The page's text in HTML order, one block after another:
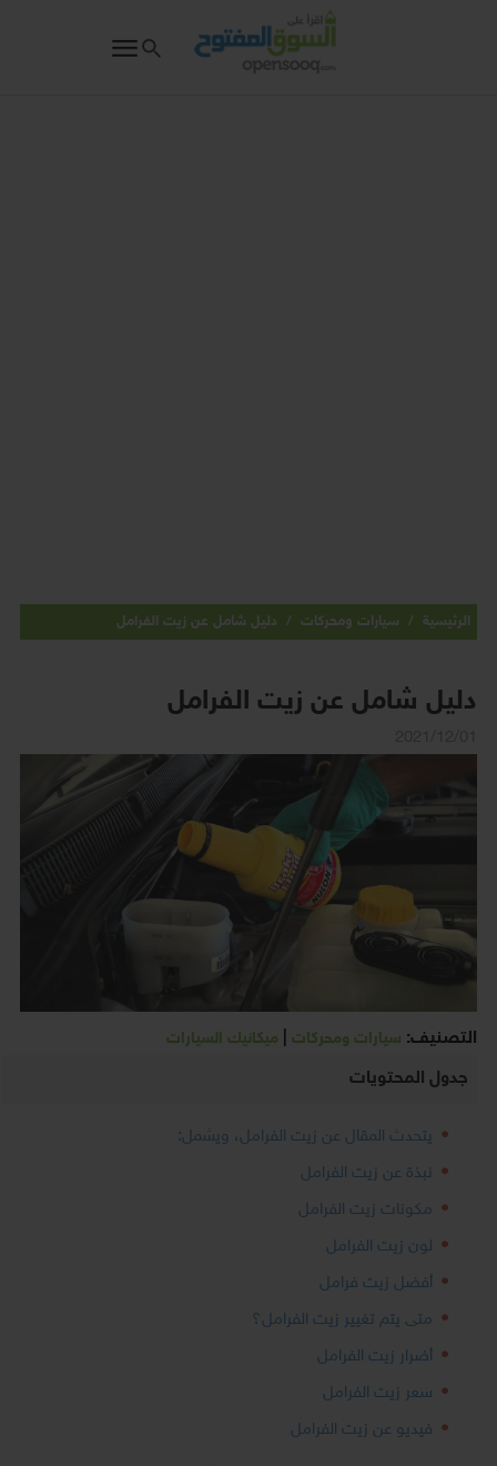
الرئيسية / سيارات ومحركات / دليل شامل عن زيت الفرامل
دليل شامل عن زيت الفرامل
التصنيف: سيارات ومحركات| ميكانيك السيارات
جدول المحتويات
يتحدث المقال عن زيت الفرامل، ويشمل:
نبذة عن زيت الفرامل
مكونات زيت الفرامل
لون زيت الفرامل
أفضل زيت فرامل
متى يتم تغيير زيت الفرامل؟
أضرار زيت الفرامل
سعر زيت الفرامل
فيديو عن زيت الفرامل